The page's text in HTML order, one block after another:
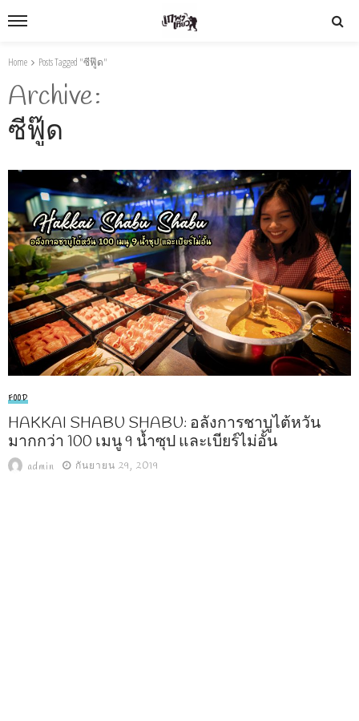
Home Posts Tagged "ซีฟู๊ด"
Archive
ซีฟู๊ด
FOOD
HAKKAI SHABU SHABU: อลังการชาบูไต้หวัน
มากกว่า 100 เมนู 9 น้ำซุป และเบียร์ไม่อั้น
admin กันยายน 29, 2019